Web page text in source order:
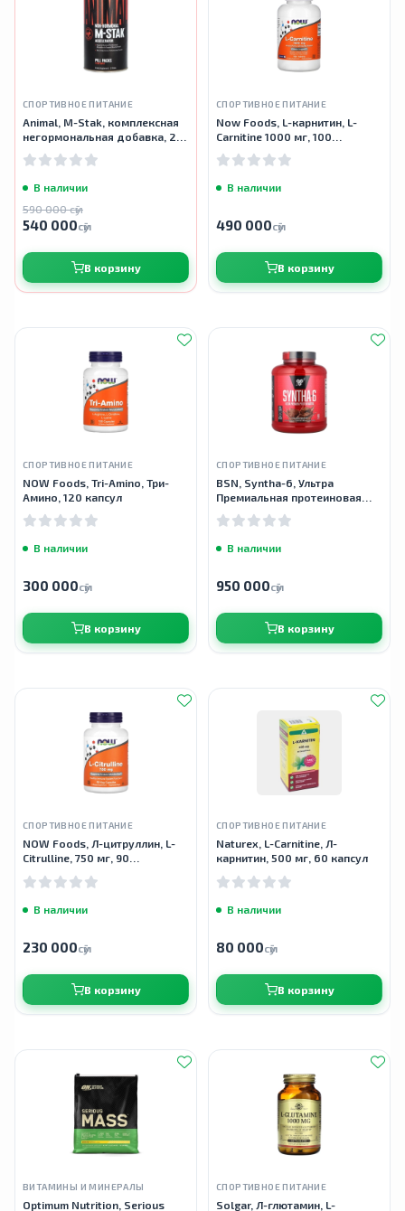
СПОРТИВНОЕ ПИТАНИЕ
Animal, M-Stak, комплексная
негормональная добавка, 21
В наличии
590 000 сӯм
540 000сӯм
В корзину
СПОРТИВНОЕ ПИТАНИЕ
Now Foods, L-карнитин, L-
Carnitine 1000 мг, 100
В наличии
490 000сӯм
В корзину
СПОРТИВНОЕ ПИТАНИЕ
NOW Foods, Tri-Amino, Три-
Амино, 120 капсул
В наличии
300 000сӯм
В корзину
СПОРТИВНОЕ ПИТАНИЕ
BSN, Syntha-6, Ультра
Премиальная протеиновая
матрица, вкусом шоколадный
коктейль, 2,27 кг
В наличии
950 000сӯм
В корзину
СПОРТИВНОЕ ПИТАНИЕ
NOW Foods, Л-цитруллин, L-
Citrulline, 750 мг, 90
В наличии
230 000сӯм
В корзину
СПОРТИВНОЕ ПИТАНИЕ
Naturex, L-Carnitine, Л-
карнитин, 500 мг, 60 капсул
В наличии
80 000сӯм
В корзину
ВИТАМИНЫ И МИНЕРАЛЫ
Optimum Nutrition, Serious
СПОРТИВНОЕ ПИТАНИЕ
Solgar, Л-глютамин, L-